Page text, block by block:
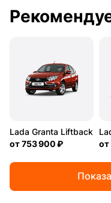
Lada Granta Liftback
от753 900 ₽
от